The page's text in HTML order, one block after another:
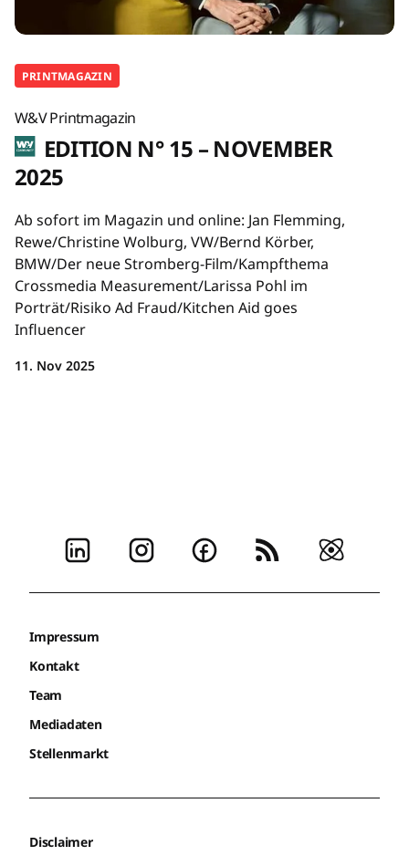
PRINTMAGAZIN
W&V Printmagazin
EDITION N° 15 – NOVEMBER
2025
Ab sofort im Magazin und online: Jan Flemming,
Rewe/Christine Wolburg, VW/Bernd Körber,
BMW/Der neue Stromberg-Film/Kampfthema
Crossmedia Measurement/Larissa Pohl im
Porträt/Risiko Ad Fraud/Kitchen Aid goes
Influencer
11. Nov 2025
Impressum
Kontakt
Team
Mediadaten
Stellenmarkt
Disclaimer